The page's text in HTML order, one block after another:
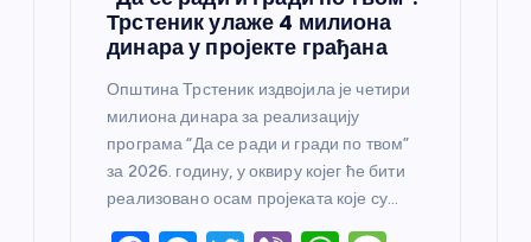
Трстеник улаже 4 милиона
динара у пројекте грађана
Општина Трстеник издвојила је четири
милиона динара за реализацију
програма “Да се ради и гради по твом”
за 2026. годину, у оквиру којег ће бити
реализовано осам пројеката које су…